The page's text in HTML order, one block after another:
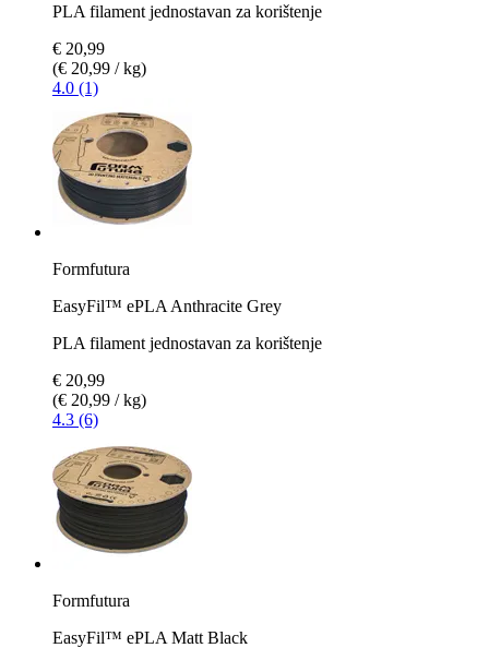
PLA filament jednostavan za korištenje
€ 20,99
(€ 20,99 / kg)
4.0 (1)
Formfutura
EasyFil™ ePLA Anthracite Grey
PLA filament jednostavan za korištenje
€ 20,99
(€ 20,99 / kg)
4.3 (6)
Formfutura
EasyFil™ ePLA Matt Black